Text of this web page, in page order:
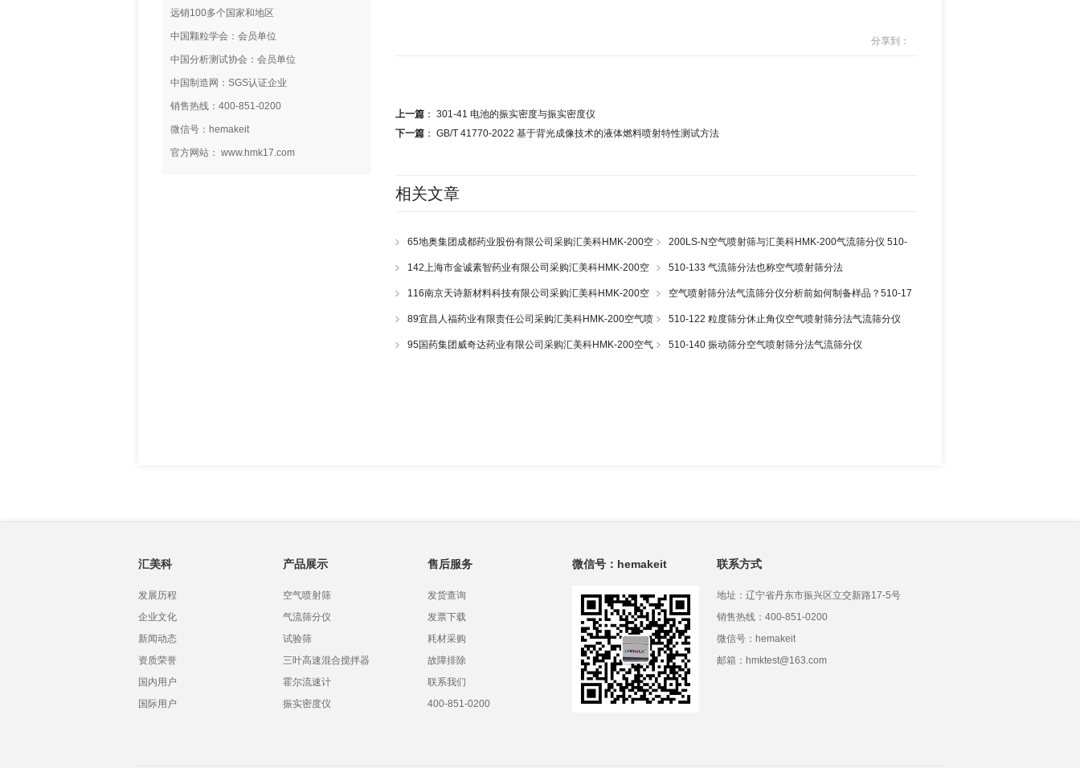
分享到：
上一篇 ： 301-41 电池的振实密度与振实密度仪
下一篇 ： GB/T 41770-2022 基于背光成像技术的液体燃料喷射特性测试方法
相关文章
65地奥集团成都药业股份有限公司采购汇美科HMK-200空
气喷射筛一套
200LS-N空气喷射筛与汇美科HMK-200气流筛分仪 510-
142上海市金诚素智药业有限公司采购汇美科HMK-200空
气喷射筛一套
510-133 气流筛分法也称空气喷射筛分法
116南京天诗新材料科技有限公司采购汇美科HMK-200空
气喷射筛一套
空气喷射筛分法气流筛分仪分析前如何制备样品？510-17
89宜昌人福药业有限责任公司采购汇美科HMK-200空气喷
射筛一套
510-122 粒度筛分休止角仪空气喷射筛分法气流筛分仪
95国药集团威奇达药业有限公司采购汇美科HMK-200空气
510-140 振动筛分空气喷射筛分法气流筛分仪
远销100多个国家和地区
中国颗粒学会：会员单位
中国分析测试协会：会员单位
中国制造网：SGS认证企业
销售热线：400-851-0200
微信号：hemakeit
官方网站： www.hmk17.com
汇美科
发展历程
企业文化
新闻动态
资质荣誉
国内用户
国际用户
产品展示
空气喷射筛
气流筛分仪
试验筛
三叶高速混合搅拌器
霍尔流速计
振实密度仪
售后服务
发货查询
发票下载
耗材采购
故障排除
联系我们
400-851-0200
微信号：hemakeit 联系方式
地址：辽宁省丹东市振兴区立交新路17-5号
销售热线：400-851-0200
微信号：hemakeit
邮箱：hmktest@163.com